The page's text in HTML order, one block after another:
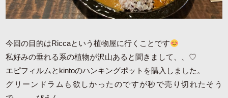
今回の目的はRiccaという植物屋に行くことです
私好みの垂れる系の植物が沢山あると聞きまして、、♡
エピフィルムとkintoのハンキングポットを購入しました。
グリーンドラムも欲しかったのですが秒で売り切れたそう